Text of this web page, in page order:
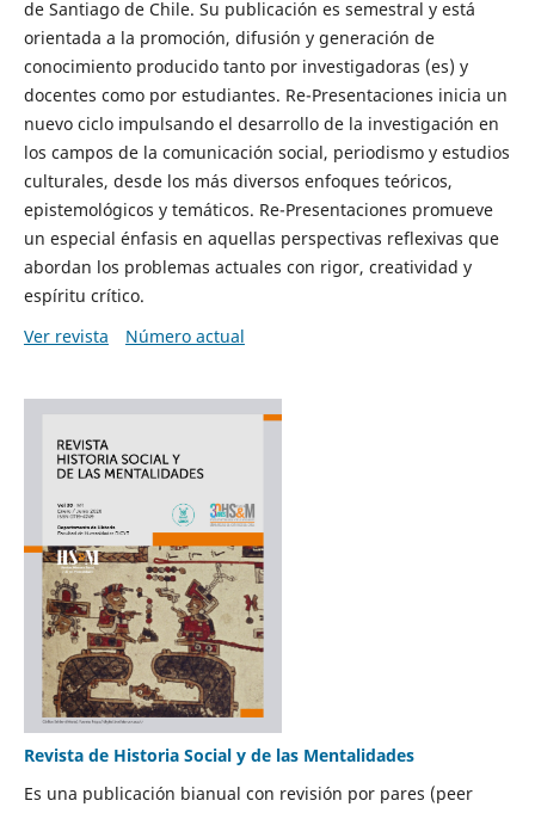
de Santiago de Chile. Su publicación es semestral y está
orientada a la promoción, difusión y generación de
conocimiento producido tanto por investigadoras (es) y
docentes como por estudiantes. Re-Presentaciones inicia un
nuevo ciclo impulsando el desarrollo de la investigación en
los campos de la comunicación social, periodismo y estudios
culturales, desde los más diversos enfoques teóricos,
epistemológicos y temáticos. Re-Presentaciones promueve
un especial énfasis en aquellas perspectivas reflexivas que
abordan los problemas actuales con rigor, creatividad y
espíritu crítico.
Ver revista
Número actual
Revista de Historia Social y de las Mentalidades
Es una publicación bianual con revisión por pares (peer